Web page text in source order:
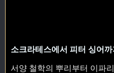
소크라테스에서 피터 싱어
서양 철학의 뿌리부터 이파